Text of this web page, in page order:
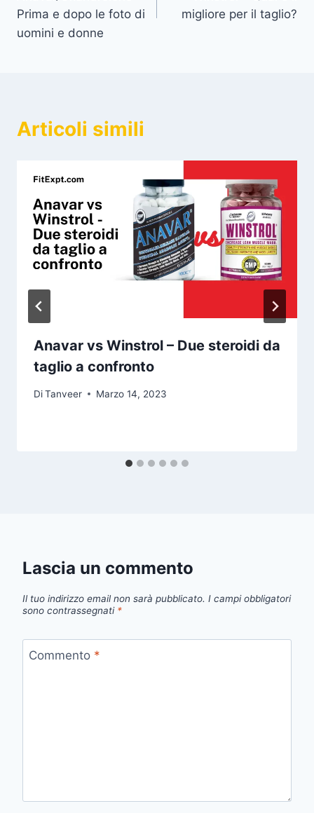
Prima e dopo le foto di
uomini e donne
migliore per il taglio?
Articoli simili
Anavar vs Winstrol – Due steroidi da
taglio a confronto
DiTanveer Marzo 14, 2023
Lascia un commento
Il tuo indirizzo email non sarà pubblicato. I campi obbligatori
sono contrassegnati *
Commento *